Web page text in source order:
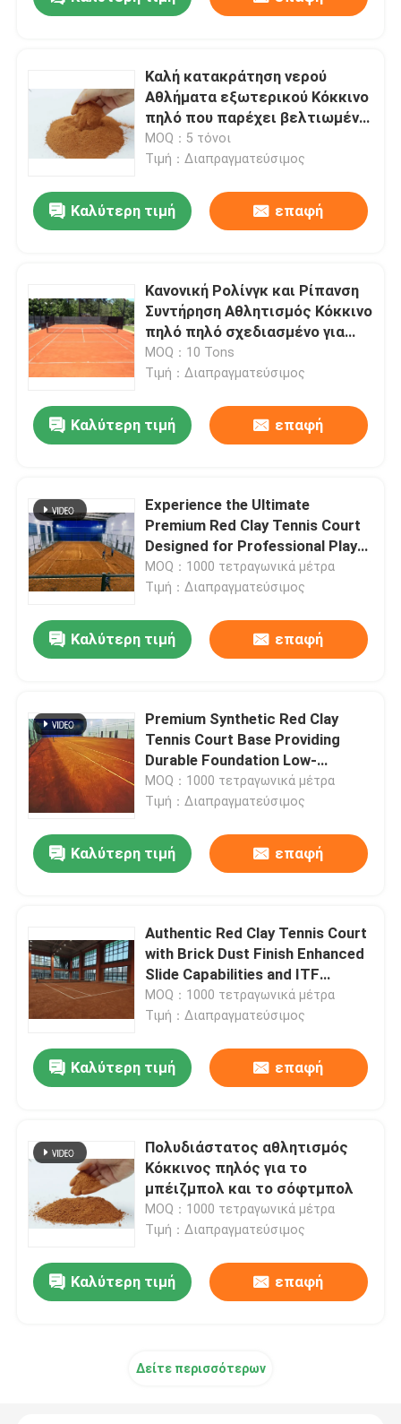
Προϊόντα
Βίντεο
Σχετικά με εμάς
Ποιοτικός έλεγχος
Ειδήσεις
αποκατάσταση των
Καλή κατακράτηση νερού
Αθλήματα εξωτερικού Κόκκινο
πηλό που παρέχει βελτιωμένο
έλεγχο υγρασίας και ανθεκτική
κόκκινη επιφάνεια για
MOQ：5 τόνοι
Τιμή：Διαπραγματεύσιμος
Καλύτερη τιμή επαφή
Κανονική Ρολίνγκ και Ρίπανση
Συντήρηση Αθλητισμός Κόκκινο
πηλό πηλό σχεδιασμένο για
υποστήριξη και αντοχή σε
αθλητικά γηπέδια
MOQ：10 Tons
Τιμή：Διαπραγματεύσιμος
Καλύτερη τιμή επαφή
Experience the Ultimate
Premium Red Clay Tennis Court
Designed for Professional Play
and Tournament-Level
Performance with ITF
Resistant Materials
MOQ：1000 τετραγωνικά μέτρα
Τιμή：Διαπραγματεύσιμος
Καλύτερη τιμή επαφή
Premium Synthetic Red Clay
Tennis Court Base Providing
Durable Foundation Low-
Maintenance Upkeep and Injury-
Preventive Cushioning for Elite
MOQ：1000 τετραγωνικά μέτρα
Τιμή：Διαπραγματεύσιμος
Καλύτερη τιμή επαφή
Authentic Red Clay Tennis Court
with Brick Dust Finish Enhanced
Slide Capabilities and ITF
Standards for Strategic Training
Sessions in Luxury Residential or
MOQ：1000 τετραγωνικά μέτρα
Τιμή：Διαπραγματεύσιμος
Καλύτερη τιμή επαφή
Πολυδιάστατος αθλητισμός
Κόκκινος πηλός για το
μπέιζμπολ και το σόφτμπολ
MOQ：1000 τετραγωνικά μέτρα
Τιμή：Διαπραγματεύσιμος
Καλύτερη τιμή επαφή
Δείτε περισσότερων